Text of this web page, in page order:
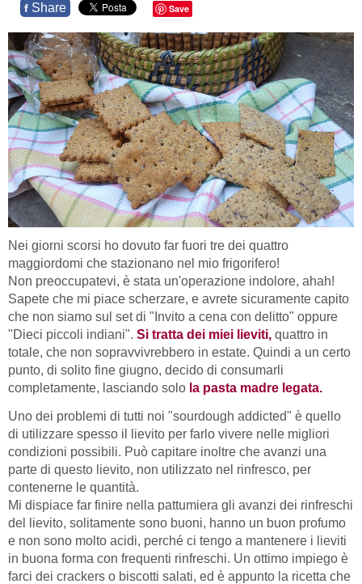
f Share Save
Nei giorni scorsi ho dovuto far fuori tre dei quattro
maggiordomi che stazionano nel mio frigorifero!
Non preoccupatevi, è stata un'operazione indolore, ahah!
Sapete che mi piace scherzare, e avrete sicuramente capito
che non siamo sul set di "Invito a cena con delitto" oppure
"Dieci piccoli indiani". Si tratta dei miei lieviti, quattro in
totale, che non sopravvivrebbero in estate. Quindi a un certo
punto, di solito fine giugno, decido di consumarli
completamente, lasciando solo la pasta madre legata.
Uno dei problemi di tutti noi "sourdough addicted" è quello
di utilizzare spesso il lievito per farlo vivere nelle migliori
condizioni possibili. Può capitare inoltre che avanzi una
parte di questo lievito, non utilizzato nel rinfresco, per
contenerne le quantità.
Mi dispiace far finire nella pattumiera gli avanzi dei rinfreschi
del lievito, solitamente sono buoni, hanno un buon profumo
e non sono molto acidi, perché ci tengo a mantenere i lieviti
in buona forma con frequenti rinfreschi. Un ottimo impiego è
farci dei crackers o biscotti salati, ed è appunto la ricetta che